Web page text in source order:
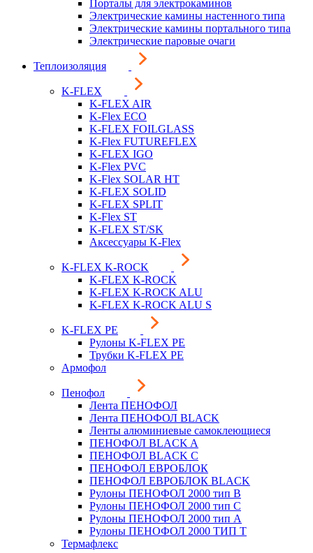
Порталы для электрокаминов
Электрические камины настенного типа
Электрические камины портального типа
Электрические паровые очаги
Теплоизоляция
K-FLEX
K-FLEX AIR
K-Flex ECO
K-FLEX FOILGLASS
K-Flex FUTUREFLEX
K-FLEX IGO
K-Flex PVC
K-Flex SOLAR HT
K-FLEX SOLID
K-FLEX SPLIT
K-Flex ST
K-FLEX ST/SK
Аксессуары K-Flex
K-FLEX K-ROCK
K-FLEX K-ROCK
K-FLEX K-ROCK ALU
K-FLEX K-ROCK ALU S
K-FLEX PE
Рулоны K-FLEX PE
Трубки K-FLEX PE
Армофол
Пенофол
Лента ПЕНОФОЛ
Лента ПЕНОФОЛ BLACK
Ленты алюминиевые самоклеющиеся
ПЕНОФОЛ BLACK A
ПЕНОФОЛ BLACK С
ПЕНОФОЛ ЕВРОБЛОК
ПЕНОФОЛ ЕВРОБЛОК BLACK
Рулоны ПЕНОФОЛ 2000 тип B
Рулоны ПЕНОФОЛ 2000 тип C
Рулоны ПЕНОФОЛ 2000 тип А
Рулоны ПЕНОФОЛ 2000 ТИП Т
Термафлекс